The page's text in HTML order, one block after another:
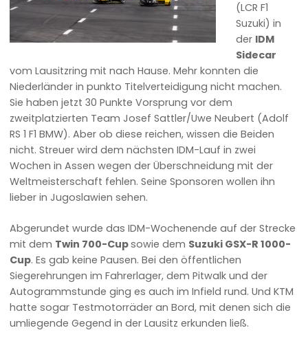
(LCR F1
Suzuki) in
der IDM
Sidecar
vom Lausitzring mit nach Hause. Mehr konnten die
Niederländer in punkto Titelverteidigung nicht machen.
Sie haben jetzt 30 Punkte Vorsprung vor dem
zweitplatzierten Team Josef Sattler/Uwe Neubert (Adolf
RS 1 F1 BMW). Aber ob diese reichen, wissen die Beiden
nicht. Streuer wird dem nächsten IDM-Lauf in zwei
Wochen in Assen wegen der Überschneidung mit der
Weltmeisterschaft fehlen. Seine Sponsoren wollen ihn
lieber in Jugoslawien sehen.
Abgerundet wurde das IDM-Wochenende auf der Strecke
mit dem Twin 700-Cupsowie dem Suzuki GSX-R 1000-
Cup. Es gab keine Pausen. Bei den öffentlichen
Siegerehrungen im Fahrerlager, dem Pitwalk und der
Autogrammstunde ging es auch im Infield rund. Und KTM
hatte sogar Testmotorräder an Bord, mit denen sich die
umliegende Gegend in der Lausitz erkunden ließ.